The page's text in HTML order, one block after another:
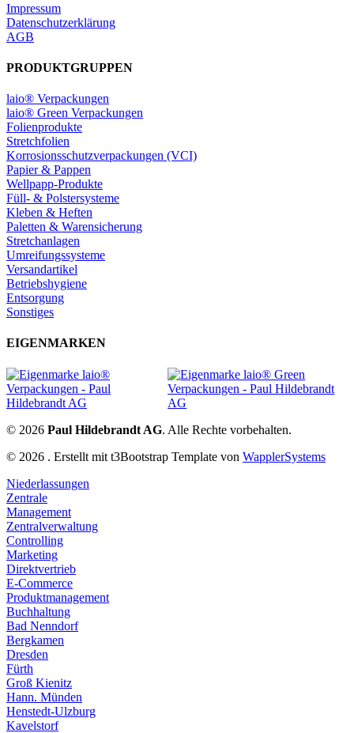
Impressum
Datenschutzerklärung
AGB
PRODUKTGRUPPEN
laio® Verpackungen
laio® Green Verpackungen
Folienprodukte
Stretchfolien
Korrosionsschutzverpackungen (VCI)
Papier & Pappen
Wellpapp-Produkte
Füll- & Polstersysteme
Kleben & Heften
Paletten & Warensicherung
Stretchanlagen
Umreifungssysteme
Versandartikel
Betriebshygiene
Entsorgung
Sonstiges
EIGENMARKEN
© 2026 Paul Hildebrandt AG. Alle Rechte vorbehalten.
© 2026 . Erstellt mit t3Bootstrap Template von WapplerSystems
Niederlassungen
Zentrale
Management
Zentralverwaltung
Controlling
Marketing
Direktvertrieb
E-Commerce
Produktmanagement
Buchhaltung
Bad Nenndorf
Bergkamen
Dresden
Fürth
Groß Kienitz
Hann. Münden
Henstedt-Ulzburg
Kavelstorf